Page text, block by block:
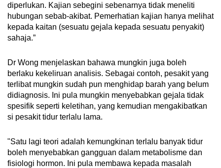
diperlukan. Kajian sebegini sebenarnya tidak meneliti
hubungan sebab-akibat. Pemerhatian kajian hanya melihat
kepada kaitan (sesuatu gejala kepada sesuatu penyakit)
sahaja.”
Dr Wong menjelaskan bahawa mungkin juga boleh
berlaku kekeliruan analisis. Sebagai contoh, pesakit yang
terlibat mungkin sudah pun menghidap barah yang belum
didiagnosis. Ini pula mungkin menyebabkan gejala tidak
spesifik seperti keletihan, yang kemudian mengakibatkan
si pesakit tidur terlalu lama.
"Satu lagi teori adalah kemungkinan terlalu banyak tidur
boleh menyebabkan gangguan dalam metabolisme dan
fisiologi hormon. Ini pula membawa kepada masalah